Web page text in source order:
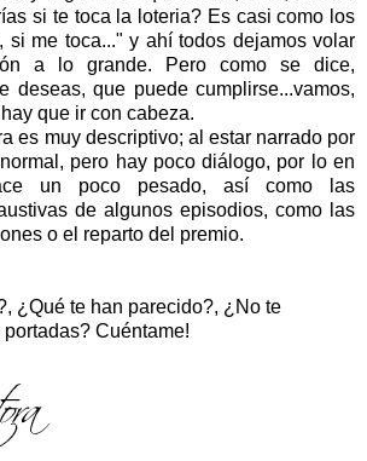
si te toca la loteria? Es casi como los
si me toca..." y ahí todos dejamos volar
a lo grande. Pero como se dice,
deseas, que puede cumplirse...vamos,
que ir con cabeza.
es muy descriptivo; al estarnarrado por
pero hay poco diálogo, por lo en
un poco pesado, así como las
de algunos episodios, como las
o el reparto del premio.
¿Qué te han parecido?, ¿No te
Cuéntame!